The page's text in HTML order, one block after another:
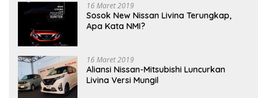
16 Maret 2019
Sosok New Nissan Livina Terungkap,
Apa Kata NMI?
16 Maret 2019
Aliansi Nissan-Mitsubishi Luncurkan
Livina Versi Mungil